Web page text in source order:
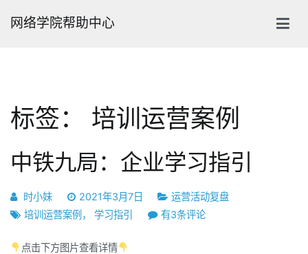
网络学院帮助中心
标签： 培训运营案例
中铁九局：企业学习指引
时小妹 2021年3月7日
运营活动复盘
培训运营案例 ， 学习指引
中
有3条评论
点击下方图片查看详情